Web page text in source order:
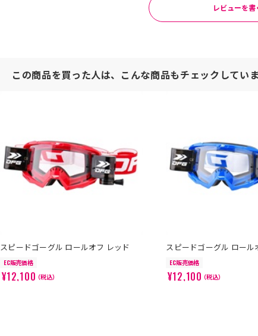
レビューを書
この商品を買った人は、こんな商品もチェックしてい
スピードゴーグル ロールオフ レッド
EC販売価格
¥12,100（税込）
スピードゴーグル ロール
EC販売価格
¥12,100（税込）